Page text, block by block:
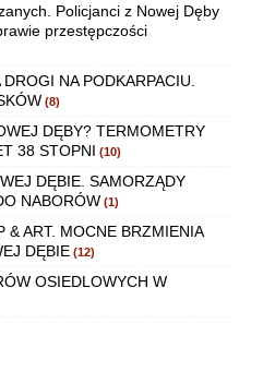
Policjanci z Nowej Dęby
przestępczości
NA PODKARPACIU.
(8)
DĘBY? TERMOMETRY
38 STOPNI (10)
DĘBIE. SAMORZĄDY
NABORÓW (1)
& ART. MOCNE BRZMIENIA
DĘBIE (12)
OSIEDLOWYCH W